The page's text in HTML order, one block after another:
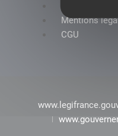
Mentions
CGU